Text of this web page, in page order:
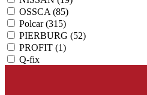
OSSCA (85)
Polcar(315)
PIERBURG (52)
PROFIT (1)
Q-fix